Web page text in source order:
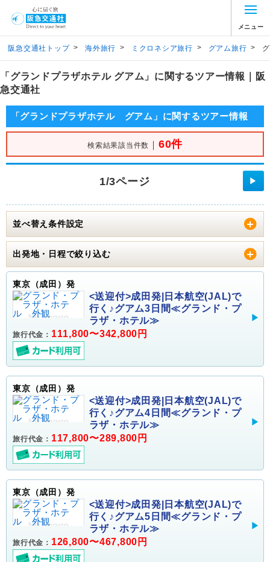
メニュー
阪急交通社トップ > 海外旅行 > ミクロネシア旅行 > グアム旅行 >
「グランドプラザホテル グアム」に関するツアー情報｜阪
急交通社
「グランドプラザホテル グアム」に関するツアー情報
検索結果該当件数 ｜ 60件
1/3ページ ▶
並べ替え条件設定
出発地・日程で絞り込む
東京（成田）発
<送迎付>成田発|日本航空(JAL)で
行く♪グアム3日間≪グランド・プ
ラザ・ホテル≫
旅行代金： 111,800〜342,800円
東京（成田）発
<送迎付>成田発|日本航空(JAL)で
行く♪グアム4日間≪グランド・プ
ラザ・ホテル≫
旅行代金： 117,800〜289,800円
東京（成田）発
<送迎付>成田発|日本航空(JAL)で
行く♪グアム5日間≪グランド・プ
ラザ・ホテル≫
旅行代金： 126,800〜467,800円